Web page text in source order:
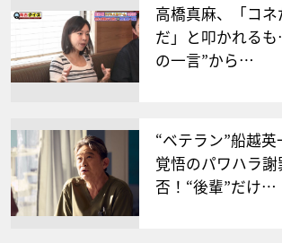
高橋真麻、「コ
だ」と叩かれる
の一言”から…
“ベテラン”船越
覚悟のパワハラ謝
否！“後輩”だけ…